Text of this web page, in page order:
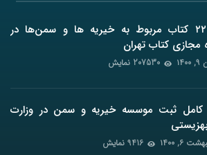
معرفی ۲۲ کتاب مربوط به خیریه ها و سمن‌ها در
مجازی کتاب تهران
207530 نمایش
کامل ثبت موسسه خیریه و سمن در وزارت
۶, ۱۴۰۰ 9416 نمایش